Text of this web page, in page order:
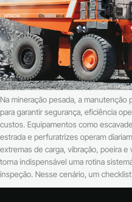
Na mineração pesada, a manutenção
para garantir segurança, eficiência
custos. Equipamentos como
estrada e perfuratrizes operam
extremas de carga, vibração, poeira e
torna indispensável uma rotina
inspeção. Nesse cenário, um